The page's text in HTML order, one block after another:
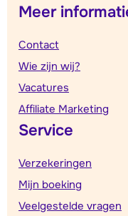
Meer
Contact
Wie zijn wij?
Vacatures
Affiliate Marketing
Service
Verzekeringen
Mijn boeking
Veelgestelde vragen